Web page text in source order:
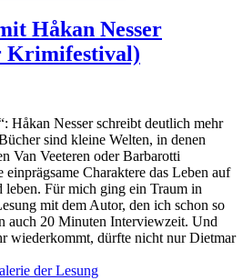
Interview
mit
Raquel
Håkan Nesser
Krimifestival)
Håkan Nesser schreibt deutlich mehr
sind kleine Welten, in denen
Van Veeteren oder Barbarotti
Charaktere das Leben auf
leben. Für mich ging ein Traum in
mit dem Autor, den ich schon so
auch 20 Minuten Interviewzeit. Und
wiederkommt, dürfte nicht nur Dietmar
der Lesung